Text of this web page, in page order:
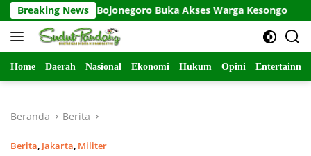
Langsung
ke
konten
Breaking News
129 Bojonegoro Buka Akses Warga Kesongo
Home Daerah Nasional Ekonomi Hukum Opini
Beranda Berita
Berita, Jakarta, Militer